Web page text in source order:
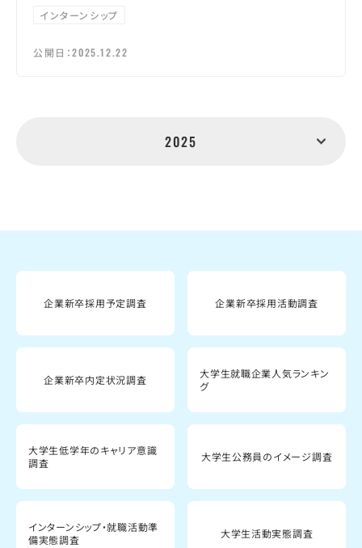
インターンシップ
公開日：2025.12.22
2025
企業新卒採用予定調査 企業新卒採用活動調査
企業新卒内定状況調査
大学生就職企業人気ランキン
グ
大学生低学年のキャリア意識
調査
大学生公務員のイメージ調査
インターンシップ・就職活動準
備実態調査
大学生活動実態調査